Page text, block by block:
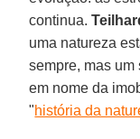
continua.
uma natureza
sempre, mas um
em nome da
"história da